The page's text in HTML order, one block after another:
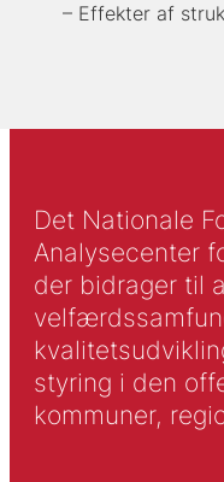
– Effekter af
Det Nationale
Analysecenter
der bidrager til
styring i den
kommuner,